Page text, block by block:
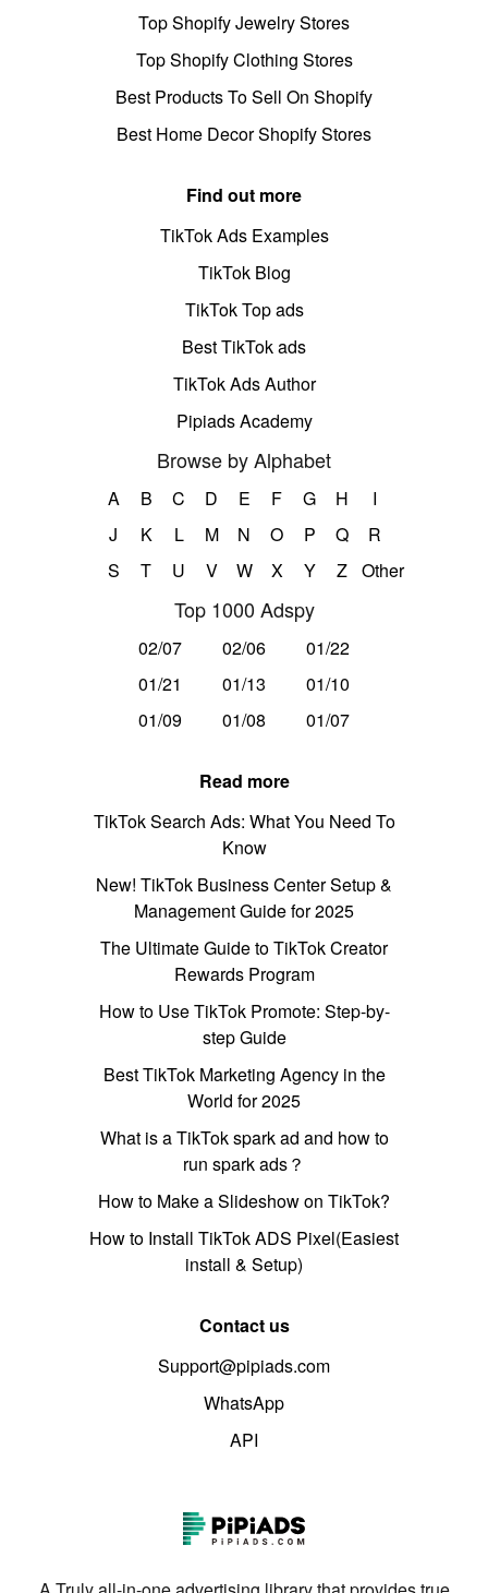
Top Shopify Jewelry Stores
Top Shopify Clothing Stores
Best Products To Sell On Shopify
Best Home Decor Shopify Stores
Find out more
TikTok Ads Examples
TikTok Blog
TikTok Top ads
Best TikTok ads
TikTok Ads Author
Pipiads Academy
Browse by Alphabet
A B C D E F G H
I
J
K L M N O P Q
R
S
T U V W X Y Z Other
Top 1000 Adspy
02/07 02/06
01/22
01/21
01/13
01/10
01/09
01/08 01/07
Read more
TikTok Search Ads: What You Need To
Know
New! TikTok Business Center Setup &
Management Guide for 2025
The Ultimate Guide to TikTok Creator
Rewards Program
How to Use TikTok Promote: Step-by-
step Guide
Best TikTok Marketing Agency in the
World for 2025
What is a TikTok spark ad and how to
run spark ads？
How to Make a Slideshow on TikTok?
How to Install TikTok ADS Pixel(Easiest
install & Setup)
Contact us
Support@pipiads.com
WhatsApp
API